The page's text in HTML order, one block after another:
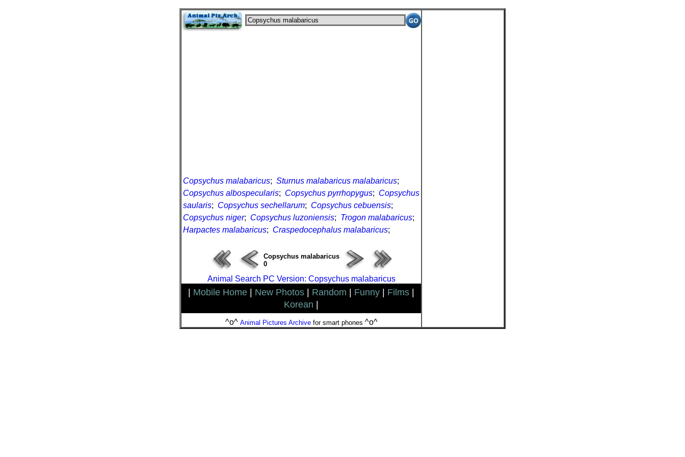
Copsychus malabaricus; Sturnus malabaricus malabaricus;
Copsychus albospecularis; Copsychus pyrrhopygus; Copsychus
saularis; Copsychus sechellarum; Copsychus cebuensis;
Copsychus niger; Copsychus luzoniensis; Trogon malabaricus;
Harpactes malabaricus; Craspedocephalus malabaricus;
Copsychus malabaricus
0
Animal Search PC Version: Copsychus malabaricus
Mobile Home New Photos Random Funny Films
Korean
^o^ Animal Pictures Archivefor smart phones ^o^